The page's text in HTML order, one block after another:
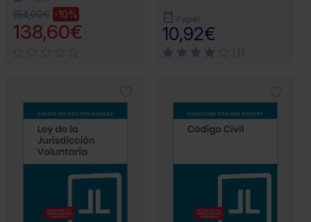
154,00€ -10%
138,60€
Papel
10,92€